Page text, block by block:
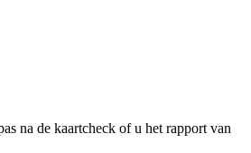
na de kaartcheck of u het rapport van